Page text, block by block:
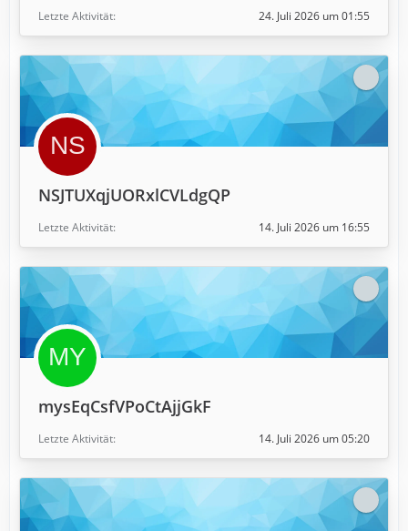
Letzte Aktivität 24. Juli 2026 um 01:55
NSJTUXqjUORxlCVLdgQP
Letzte Aktivität 14. Juli 2026 um 16:55
mysEqCsfVPoCtAjjGkF
Letzte Aktivität 14. Juli 2026 um 05:20